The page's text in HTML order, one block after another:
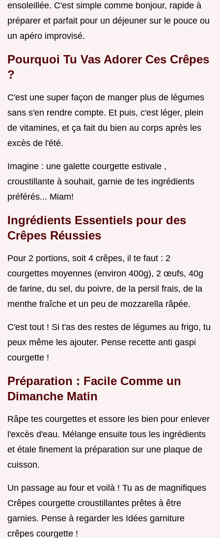
ensoleillée. C'est simple comme bonjour, rapide à
préparer et parfait pour un déjeuner sur le pouce ou
un apéro improvisé.
Pourquoi Tu Vas Adorer Ces Crêpes
?
C'est une super façon de manger plus de légumes
sans s'en rendre compte. Et puis, c'est léger, plein
de vitamines, et ça fait du bien au corps après les
excès de l'été.
Imagine : une galette courgette estivale ,
croustillante à souhait, garnie de tes ingrédients
préférés... Miam!
Ingrédients Essentiels pour des
Crêpes Réussies
Pour 2 portions, soit 4 crêpes, il te faut : 2
courgettes moyennes (environ 400g), 2 œufs, 40g
de farine, du sel, du poivre, de la persil frais, de la
menthe fraîche et un peu de mozzarella râpée.
C'est tout ! Si t'as des restes de légumes au frigo, tu
peux même les ajouter. Pense recette anti gaspi
courgette !
Préparation : Facile Comme un
Dimanche Matin
Râpe tes courgettes et essore les bien pour enlever
l'excès d'eau. Mélange ensuite tous les ingrédients
et étale finement la préparation sur une plaque de
cuisson.
Un passage au four et voilà ! Tu as de magnifiques
Crêpes courgette croustillantes prêtes à être
garnies. Pense à regarder les Idées garniture
crêpes courgette !